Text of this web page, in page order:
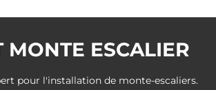
MONTE ESCALIER
pour l'installation de monte-escaliers.